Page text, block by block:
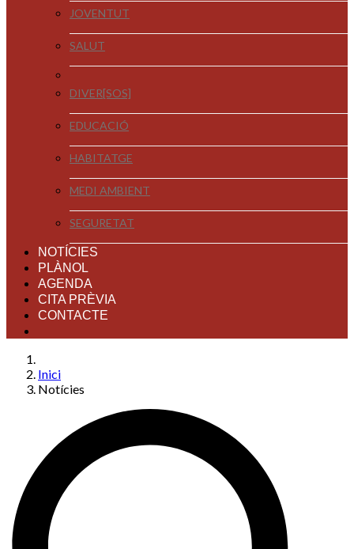
JOVENTUT
SALUT
DIVER[SOS]
EDUCACIÓ
HABITATGE
MEDI AMBIENT
SEGURETAT
NOTÍCIES
PLÀNOL
AGENDA
CITA PRÈVIA
CONTACTE
Inici
Notícies